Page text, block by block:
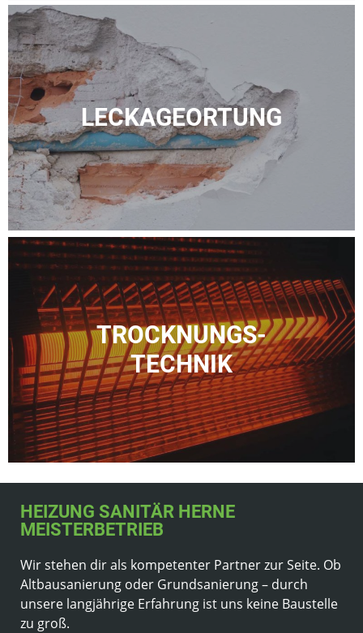
LECKAGE­ORTUNG
TROCKNUNGS-
­TECHNIK
HEIZUNG SANITÄR HERNE
MEISTERBETRIEB
Wir stehen dir als kompetenter Partner zur Seite. Ob
Altbausanierung oder Grundsanierung – durch
unsere langjährige Erfahrung ist uns keine Baustelle
zu groß.